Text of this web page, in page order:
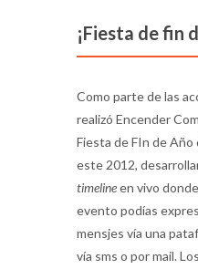
¡Fiesta de fin
Como parte de las
realizó Encender
Fiesta de FIn de Año
este 2012,
timelineen vivo
evento podías
mensjes vía una
vía sms o por mail.